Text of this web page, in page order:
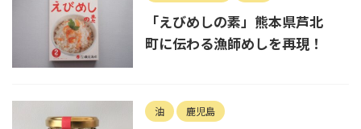
「えびめしの素」熊本県芦北
町に伝わる漁師めしを再現！
油 鹿児島